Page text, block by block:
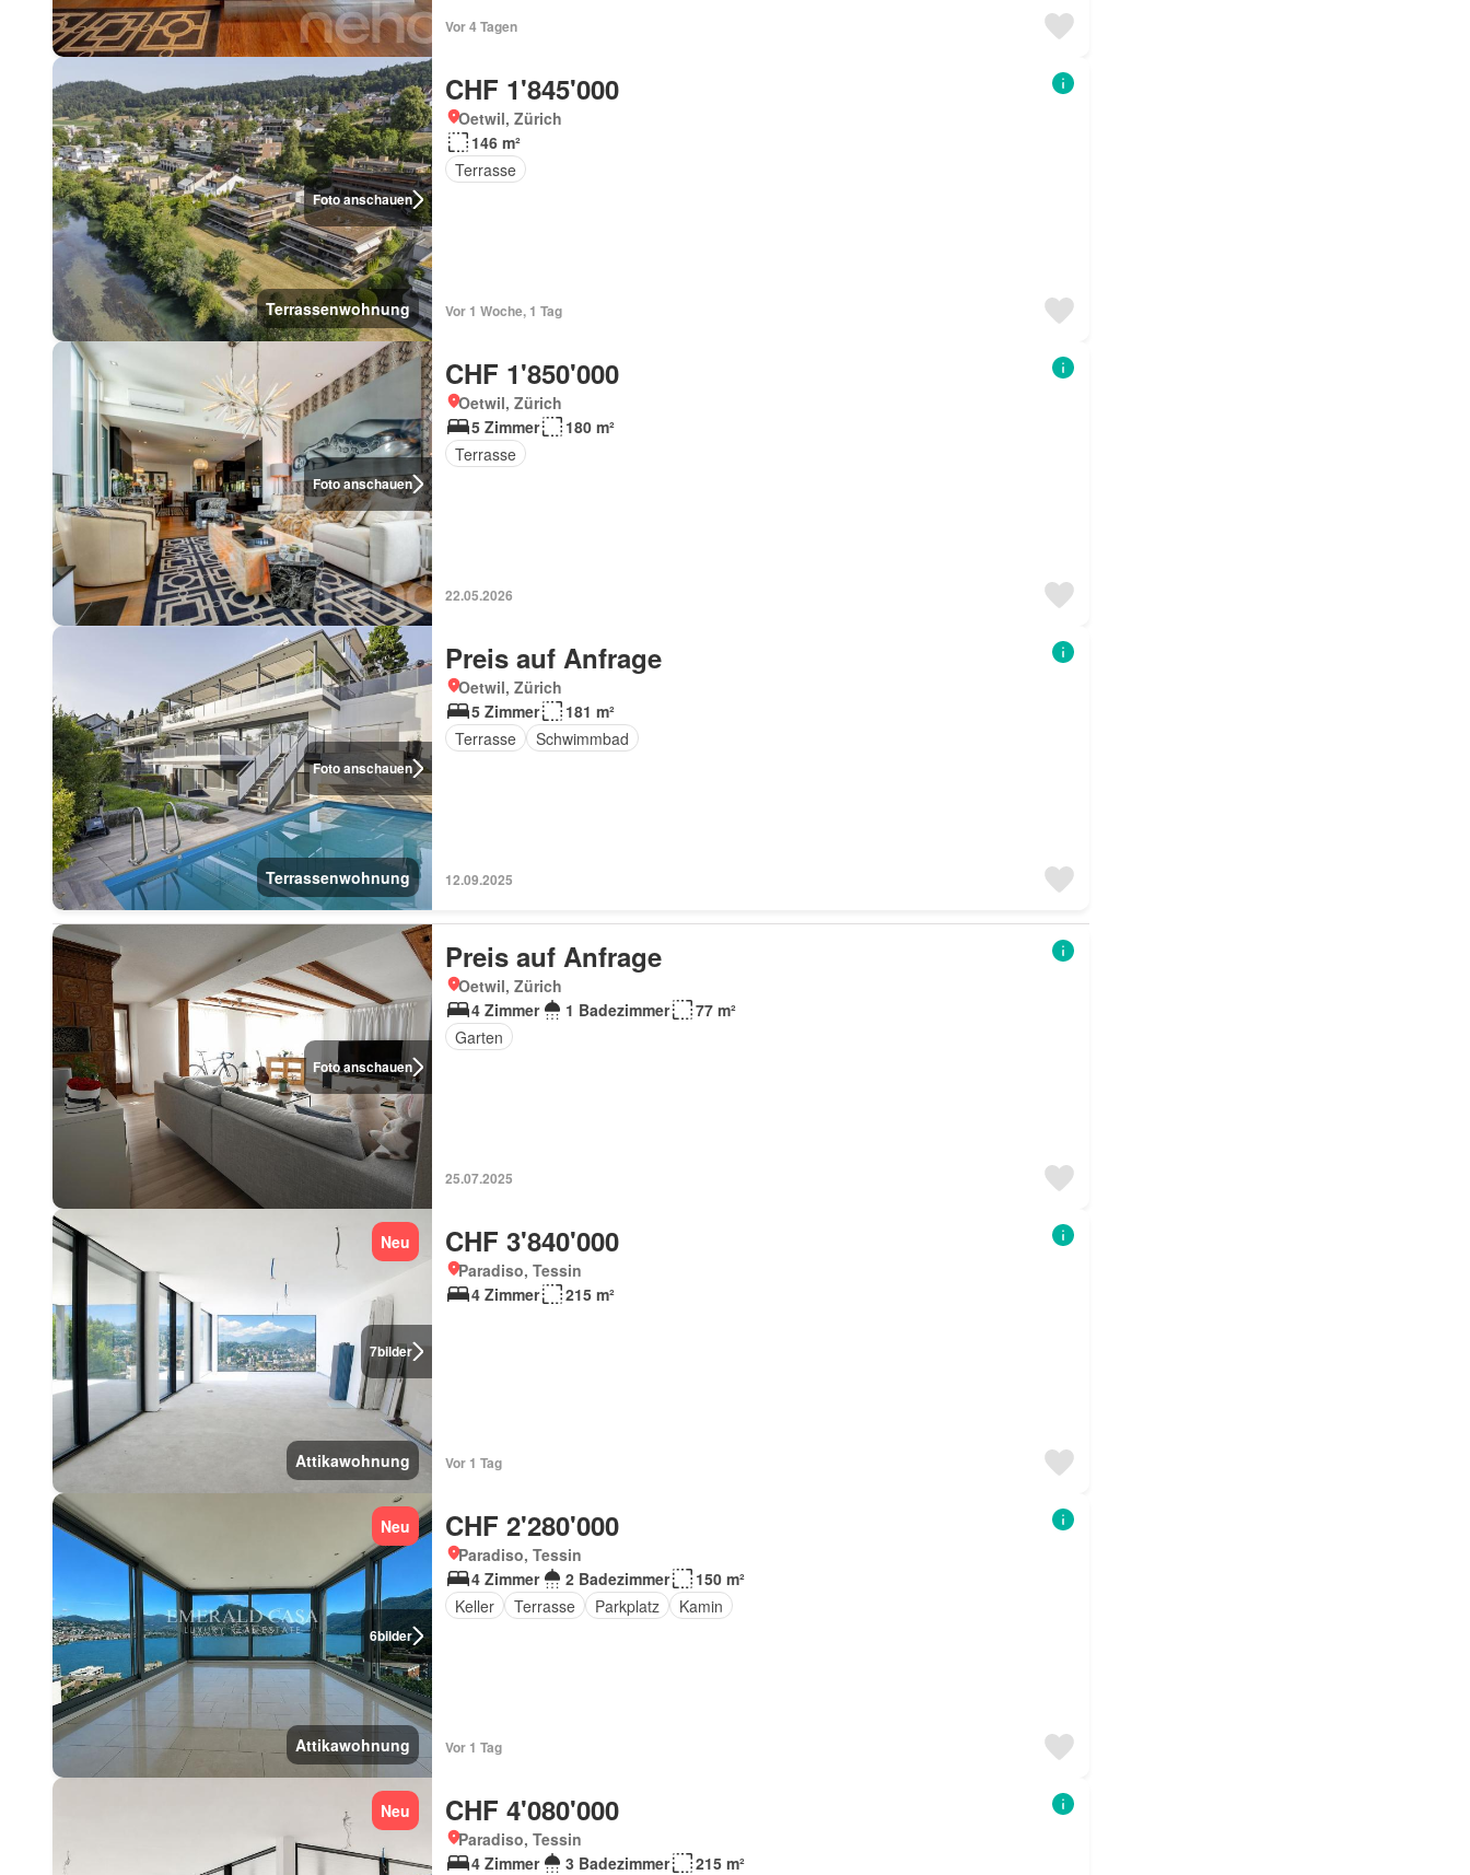
Vor 4 Tagen
Foto anschauen
Terrassenwohnung
CHF 1'845'000
Oetwil, Zürich
146 m²
Terrasse
Vor 1 Woche, 1 Tag
Foto anschauen
CHF 1'850'000
Oetwil, Zürich
5 Zimmer
180 m²
Terrasse
22.05.2026
Foto anschauen
Terrassenwohnung
Preis auf Anfrage
Oetwil, Zürich
5 Zimmer
181 m²
Terrasse
Schwimmbad
12.09.2025
Foto anschauen
Preis auf Anfrage
Oetwil, Zürich
4 Zimmer
1 Badezimmer
77 m²
Garten
25.07.2025
7bilder
Neu
Attikawohnung
CHF 3'840'000
Paradiso, Tessin
4 Zimmer
215 m²
Vor 1 Tag
6bilder
Neu
Attikawohnung
CHF 2'280'000
Paradiso, Tessin
4 Zimmer
2 Badezimmer
150 m²
Keller
Terrasse Parkplatz Kamin
Vor 1 Tag
Neu CHF 4'080'000
Paradiso, Tessin
4 Zimmer
3 Badezimmer 215 m²